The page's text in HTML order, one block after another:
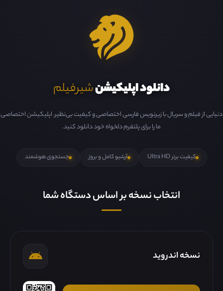
دانلود اپلیکیشنشیرفیلم
دنیایی از فیلم و سریال با زیرنویس فارسی اختصاصی و کیفیت بی‌نظیر. اپلیکیشن اختصاصی
ما را برای پلتفرم دلخواه خود دانلود کنید.
کیفیت برتر Ultra HD آرشیو کامل و بروز جستجوی هوشمند
انتخاب نسخه بر اساس دستگاه شما
نسخه اندروید